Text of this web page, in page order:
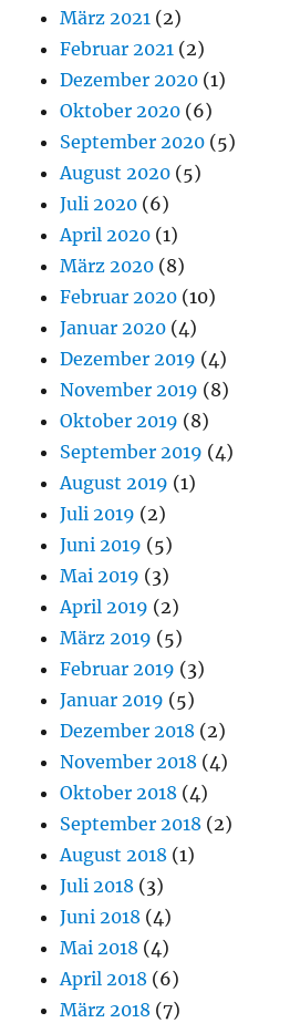
März 2021 (2)
Februar 2021 (2)
Dezember 2020 (1)
Oktober 2020 (6)
September 2020 (5)
August 2020 (5)
Juli 2020 (6)
April 2020 (1)
März 2020 (8)
Februar 2020 (10)
Januar 2020 (4)
Dezember 2019 (4)
November 2019 (8)
Oktober 2019 (8)
September 2019 (4)
August 2019 (1)
Juli 2019 (2)
Juni 2019 (5)
Mai 2019 (3)
April 2019 (2)
März 2019 (5)
Februar 2019 (3)
Januar 2019 (5)
Dezember 2018 (2)
November 2018 (4)
Oktober 2018 (4)
September 2018 (2)
August 2018 (1)
Juli 2018 (3)
Juni 2018 (4)
Mai 2018 (4)
April 2018 (6)
März 2018 (7)